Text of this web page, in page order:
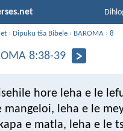
›Dipuku tša Bibele › BAROMA ›8
8:38-39
hore leha e le
mangeloi, leha e le
e matla, leha e le